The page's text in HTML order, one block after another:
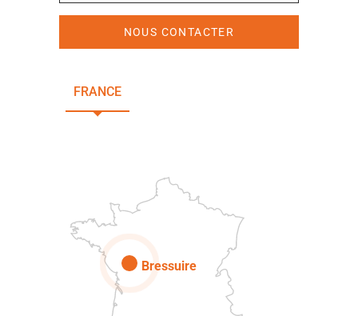
NOUS CONTACTER
FRANCE
Bressuire